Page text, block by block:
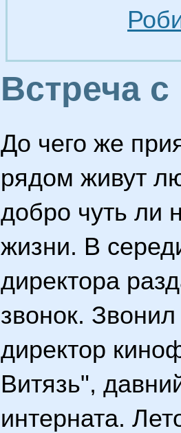
Встреча
До чего же
рядом живут
добро чуть ли
жизни. В
директора
звонок.
директор
Витязь",
интерната.